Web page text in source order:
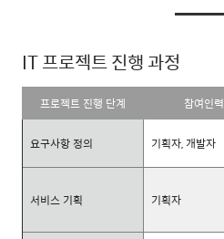
IT 프로젝트 진행 과정
프로젝트 진행 단계 참여인력
요구사항 정의 기획자, 개발자
서비스 기획 기획자